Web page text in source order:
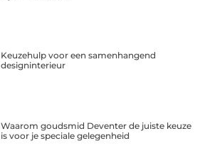
Keuzehulp voor een samenhangend
designinterieur
Waarom goudsmid Deventer de juiste keuze
is voor je speciale gelegenheid